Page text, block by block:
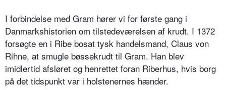
I forbindelse med Gram hører vi for første gang i
Danmarkshistorien om tilstedeværelsen af krudt. I 1372
forsøgte en i Ribe bosat tysk handelsmand, Claus von
Rihne, at smugle bøssekrudt til Gram. Han blev
imidlertid afsløret og henrettet foran Riberhus, hvis borg
på det tidspunkt var i holstenernes hænder.